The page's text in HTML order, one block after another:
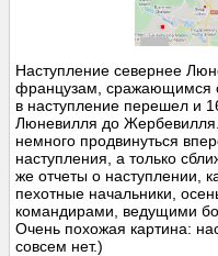
Наступление севернее
французам, сражающимся
в наступление перешел и
Люневилля до
немного продвинуться
наступления, а только
же отчеты о наступлении,
пехотные начальники,
командирами, ведущими
Очень похожая картина:
совсем нет.)